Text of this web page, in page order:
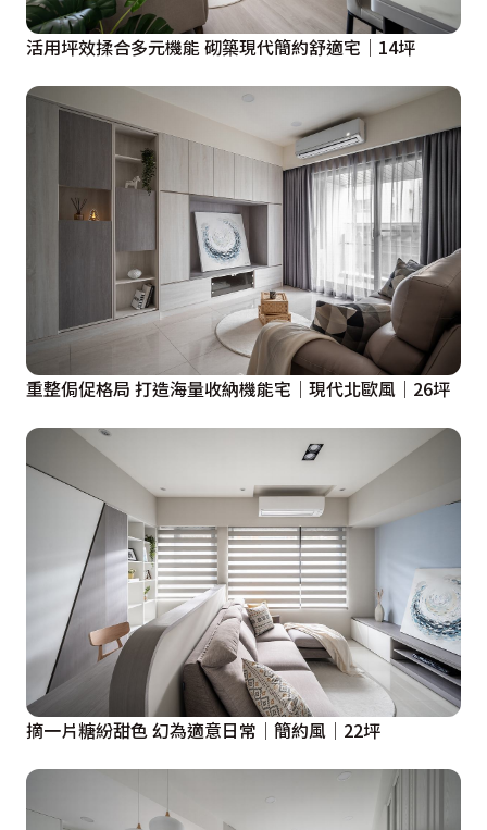
活用坪效揉合多元機能 砌築現代簡約舒適宅│14坪
重整侷促格局 打造海量收納機能宅│現代北歐風│26坪
摘一片糖紛甜色 幻為適意日常│簡約風│22坪